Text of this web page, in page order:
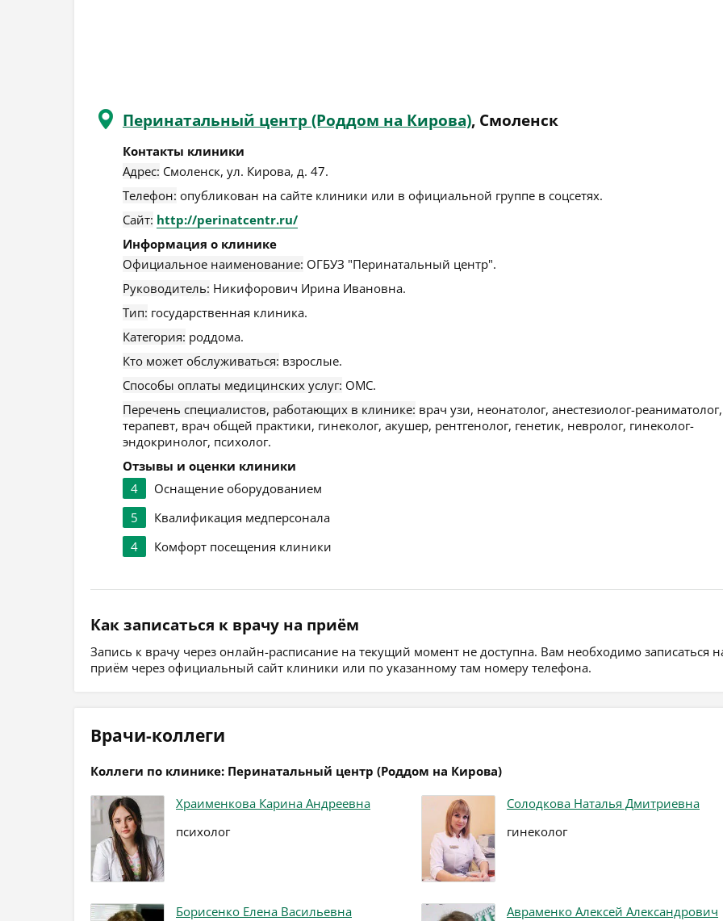
Перинатальный центр (Роддом на Кирова), Смоленск
Контакты клиники
Адрес: Смоленск, ул. Кирова, д. 47.
Телефон: опубликован на сайте клиники или в официальной группе в соцсетях.
Сайт: http://perinatcentr.ru/
Информация о клинике
Официальное наименование: ОГБУЗ "Перинатальный центр".
Руководитель: Никифорович Ирина Ивановна.
Тип: государственная клиника.
Категория: роддома.
Кто может обслуживаться: взрослые.
Способы оплаты медицинских услуг: ОМС.
Перечень специалистов, работающих в клинике: врач узи, неонатолог, анестезиолог-реаниматолог,
терапевт, врач общей практики, гинеколог, акушер, рентгенолог, генетик, невролог, гинеколог-
эндокринолог, психолог.
Отзывы и оценки клиники
4
Оснащение оборудованием
5
Квалификация медперсонала
4
Комфорт посещения клиники
Как записаться к врачу на приём
Запись к врачу через онлайн-расписание на текущий момент не доступна. Вам необходимо записаться
приём через официальный сайт клиники или по указанному там номеру телефона.
Врачи-коллеги
Коллеги по клинике: Перинатальный центр (Роддом на Кирова)
Храименкова Карина Андреевна
психолог
Солодкова Наталья Дмитриевна
гинеколог
Борисенко Елена Васильевна
Авраменко Алексей Александрович